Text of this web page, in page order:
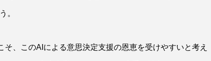
。
、このAIによる意思決定支援の恩恵を受けやすいと考え